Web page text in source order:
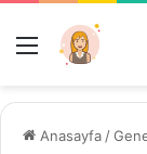
Menü
Anasayfa /